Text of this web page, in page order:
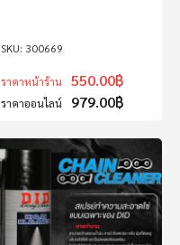
300669
ราคาหน้าร้าน 550.00฿
ราคาออนไลน์ 979.00฿